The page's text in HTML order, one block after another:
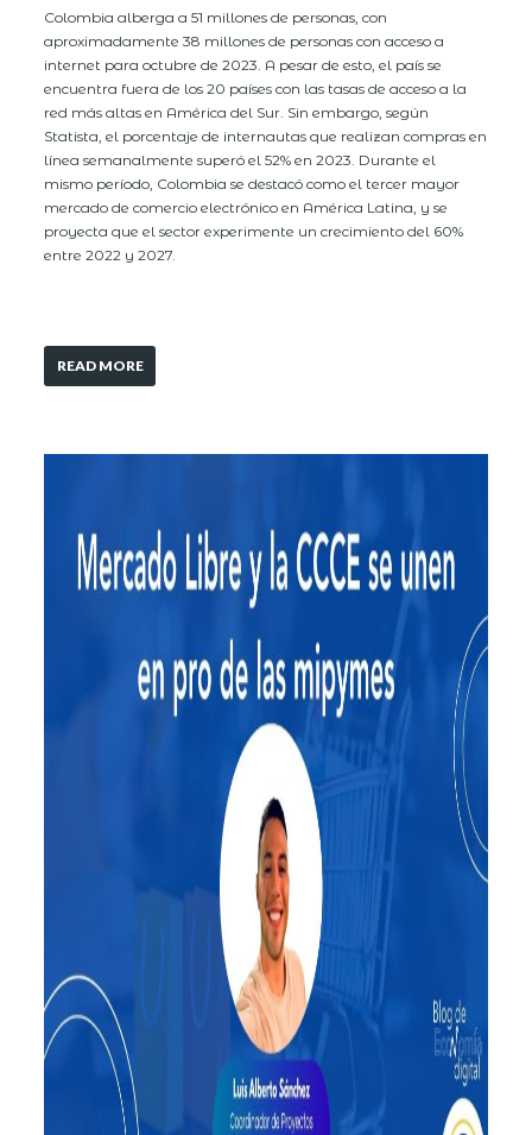
Colombia alberga a 51 millones de personas, con
aproximadamente 38 millones de personas con acceso a
internet para octubre de 2023. A pesar de esto, el país se
encuentra fuera de los 20 países con las tasas de acceso a la
red más altas en América del Sur. Sin embargo, según
Statista, el porcentaje de internautas que realizan compras en
línea semanalmente superó el 52% en 2023. Durante el
mismo período, Colombia se destacó como el tercer mayor
mercado de comercio electrónico en América Latina, y se
proyecta que el sector experimente un crecimiento del 60%
entre 2022 y 2027.
READ MORE